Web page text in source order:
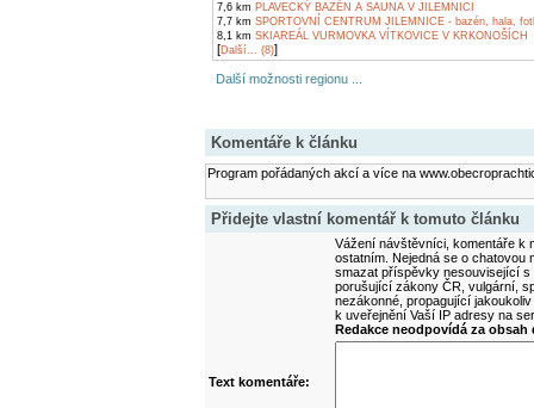
7,6 km PLAVECKÝ BAZÉN A SAUNA V JILEMNICI
7,7 km SPORTOVNÍ CENTRUM JILEMNICE - bazén, hala,
8,1 km SKIAREÁL VURMOVKA VÍTKOVICE V KRKONOŠÍCH
[Další... (8)]
Další možnosti regionu ...
Komentáře k článku
Program pořádaných akcí a více na
Přidejte vlastní komentář k tomuto článku
Vážení návštěvníci, komentáře k
ostatním. Nejedná se o
smazat příspěvky nesouvisející
porušující zákony ČR, vulgární,
nezákonné, propagující
k uveřejnění Vaší IP adresy na
Redakce neodpovídá za
Text komentáře: